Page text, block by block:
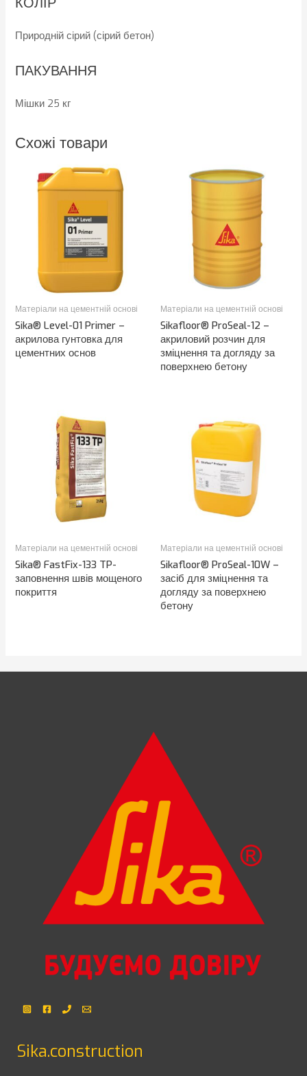
Природній сірий (сірий бетон)
ПАКУВАННЯ
Мішки 25 кг
Схожі товари
Матеріали на цементній основі
Sika® Level-01 Primer –
акрилова гунтовка для
цементних основ
Матеріали на цементній основі
Sikafloor® ProSeal-12 –
акриловий розчин для
зміцнення та догляду за
поверхнею бетону
Матеріали на цементній основі
Sika® FastFix-133 TP-
заповнення швів мощеного
покриття
Матеріали на цементній основі
Sikafloor® ProSeal-10W –
засіб для зміцнення та
догляду за поверхнею
бетону
Sika.construction